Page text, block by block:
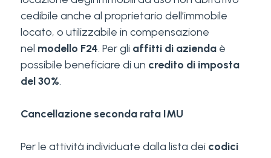
cedibile anche al proprietario dell’immobile
locato, o utilizzabile in compensazione
nel modello F24. Per gli affitti di aziendaè
possibile beneficiare di un credito di imposta
del 30%.
Cancellazione seconda rata IMU
Per le attività individuate dalla lista dei codici